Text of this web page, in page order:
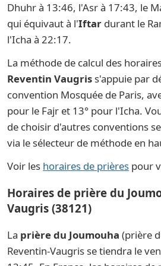
Dhuhr à 13:46, l'Asr à 17:43, le
qui équivaut à l'Iftar durant le
l'Icha à 22:17.
La méthode de calcul des
Reventin Vaugris s'appuie par
convention Mosquée de Paris,
pour le Fajr et 13° pour l'Icha.
de choisir d'autres conventions
via le sélecteur de méthode en
Voir les horaires de prières pour
Horaires de prière du
Vaugris (38121)
La prière du Joumouha (prière
Reventin-Vaugris se tiendra le